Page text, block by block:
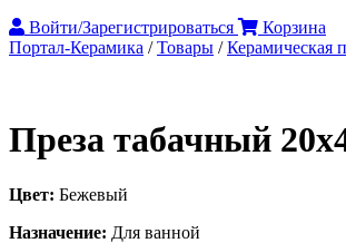
Войти/Зарегистрироваться
Корзина
Портал-Керамика /Товары /Керамическая
Преза табачный
Цвет: Бежевый
Назначение: Для ванной